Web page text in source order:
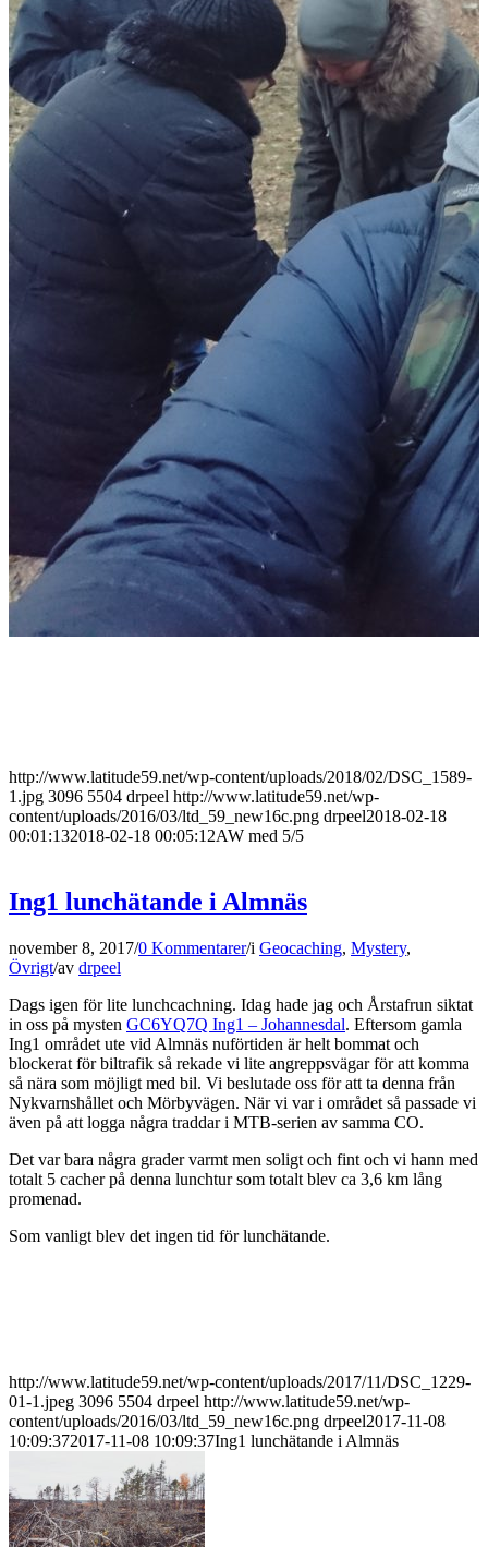
http://www.latitude59.net/wp-content/uploads/2018/02/DSC_1589-
1.jpg 3096 5504 drpeel http://www.latitude59.net/wp-
content/uploads/2016/03/ltd_59_new16c.png drpeel2018-02-18
00:01:132018-02-18 00:05:12AW med 5/5
Ing1 lunchätande i Almnäs
november 8, 2017/0 Kommentarer/i Geocaching, Mystery,
Övrigt/av drpeel
Dags igen för lite lunchcachning. Idag hade jag och Årstafrun siktat
in oss på mysten GC6YQ7Q Ing1 – Johannesdal. Eftersom gamla
Ing1 området ute vid Almnäs nuförtiden är helt bommat och
blockerat för biltrafik så rekade vi lite angreppsvägar för att komma
så nära som möjligt med bil. Vi beslutade oss för att ta denna från
Nykvarnshållet och Mörbyvägen. När vi var i området så passade vi
även på att logga några traddar i MTB-serien av samma CO.
Det var bara några grader varmt men soligt och fint och vi hann med
totalt 5 cacher på denna lunchtur som totalt blev ca 3,6 km lång
promenad.
Som vanligt blev det ingen tid för lunchätande.
http://www.latitude59.net/wp-content/uploads/2017/11/DSC_1229-
01-1.jpeg 3096 5504 drpeel http://www.latitude59.net/wp-
content/uploads/2016/03/ltd_59_new16c.png drpeel2017-11-08
10:09:372017-11-08 10:09:37Ing1 lunchätande i Almnäs